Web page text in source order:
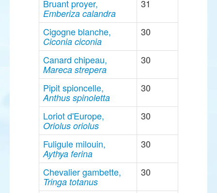
Bruant proyer,
Emberiza calandra
31
Cigogne blanche,
Ciconia ciconia
30
Canard chipeau,
Mareca strepera
30
Pipit spioncelle,
Anthus spinoletta
30
Loriot d'Europe,
Oriolus oriolus
30
Fuligule milouin,
Aythya ferina
30
Chevalier gambette,
Tringa totanus
30